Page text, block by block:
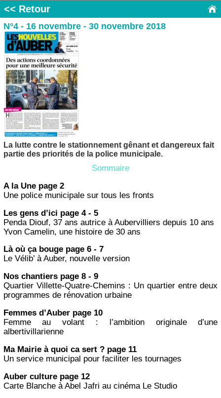
<< Retour
N°4 - 16 novembre - 30 novembre 2018
La lutte contre le stationnement gênant et dangereux fait
partie des priorités de la police municipale.
Sommaire
A la Une page 2
Une police municipale sur tous les fronts
Les gens d’ici page 4 - 5
Penda Diouf, 37 ans autrice à Aubervilliers depuis 10 ans
Yvon Camelin, une histoire de 30 ans
Là où ça bouge page 6 - 7
Le Vélib’ à Auber, nouvelle version
Nos chantiers page 8 - 9
Quartier Villette-Quatre-Chemins : Un quartier entre deux
programmes de rénovation urbaine
Femmes d’Auber page 10
Femme au volant : l’ambition originale d’une
albertivillarienne
Ma Mairie à quoi ca sert ? page 11
Un service municipal pour faciliter les tournages
Auber culture page 12
Carte Blanche à Abel Jafri au cinéma Le Studio